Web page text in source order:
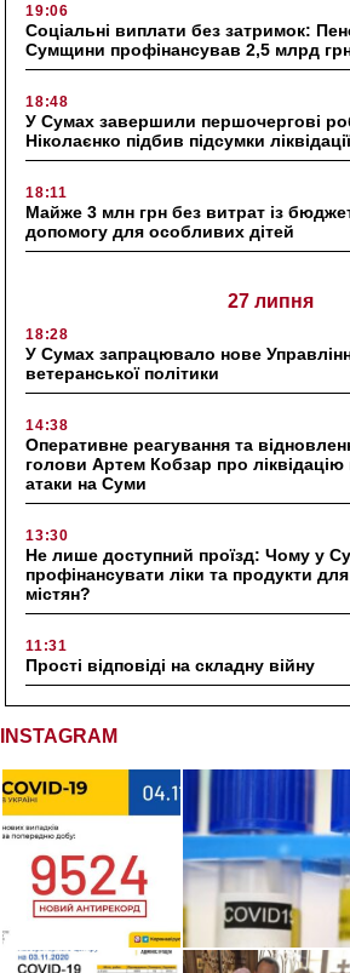
19:06
Соціальні виплати без затримок:
Сумщини профінансував 2,5 млрд
18:48
У Сумах завершили першочергові
Ніколаєнко підбив підсумки
18:11
Майже 3 млн грн без витрат із
допомогу для особливих дітей
27 липня
18:28
У Сумах запрацювало нове
ветеранської політики
14:38
Оперативне реагування та
голови Артем Кобзар про ліквідацію
атаки на Суми
13:30
Не лише доступний проїзд: Чому у
профінансувати ліки та продукти
містян?
11:31
Прості відповіді на складну війну
INSTAGRAM